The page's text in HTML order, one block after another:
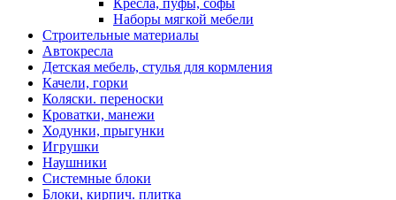
Наборы мягкой мебели
Строительные материалы
Автокресла
Детская мебель, стулья для кормления
Качели, горки
Коляски. переноски
Кроватки, манежи
Ходунки, прыгунки
Игрушки
Наушники
Системные блоки
Блоки, кирпич. плитка